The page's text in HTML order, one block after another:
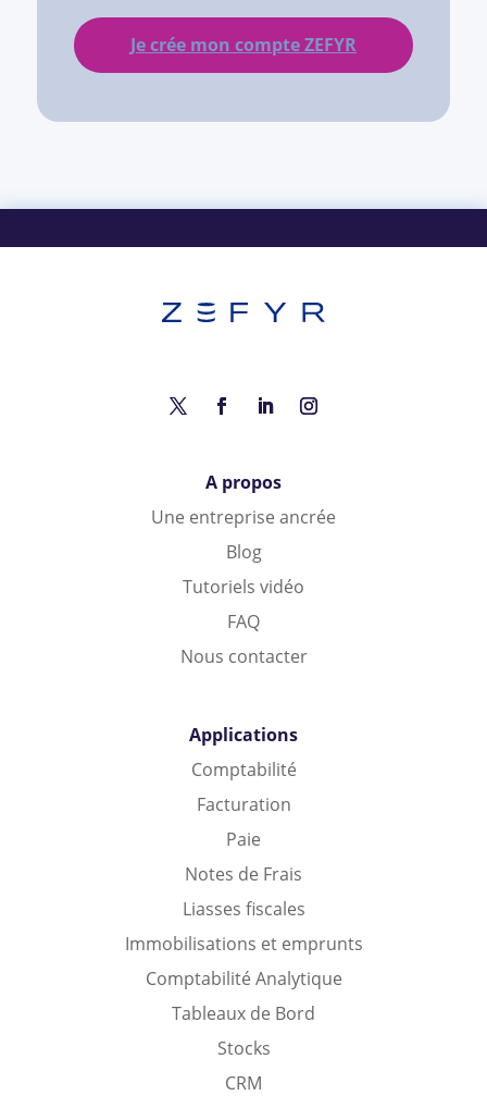
Je crée mon compte ZEFYR
A propos
Une entreprise ancrée
Blog
Tutoriels vidéo
FAQ
Nous contacter
Applications
Comptabilité
Facturation
Paie
Notes de Frais
Liasses fiscales
Immobilisations et emprunts
Comptabilité Analytique
Tableaux de Bord
Stocks
CRM